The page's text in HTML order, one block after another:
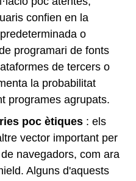
confien en la
o
programari de fonts
de tercers o
la probabilitat
programes agrupats.
poc ètiques : els
vector important per
navegadors, com ara
Alguns d'aquests